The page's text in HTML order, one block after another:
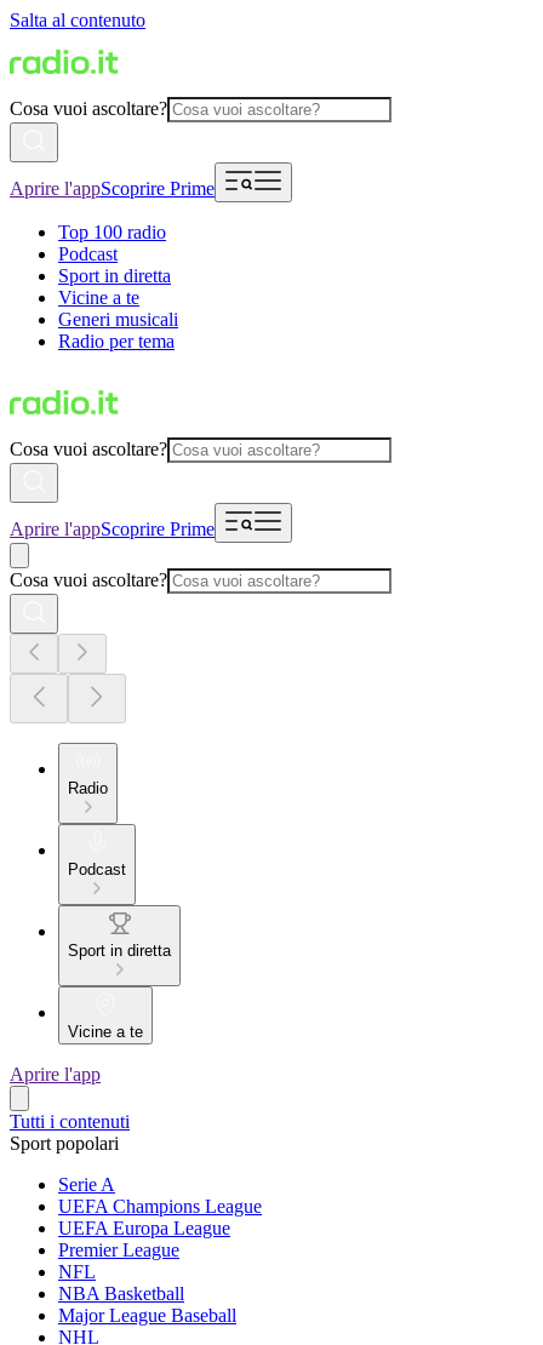
Salta al contenuto
Cosa vuoi ascoltare?
Aprire l'appScoprire Prime
Top 100 radio
Podcast
Sport in diretta
Vicine a te
Generi musicali
Radio per tema
Cosa vuoi ascoltare?
Aprire l'appScoprire Prime
Cosa vuoi ascoltare?
Radio
Podcast
Sport in diretta
Vicine a te
Aprire l'app
Tutti i contenuti
Sport popolari
Serie A
UEFA Champions League
UEFA Europa League
Premier League
NFL
NBA Basketball
Major League Baseball
NHL